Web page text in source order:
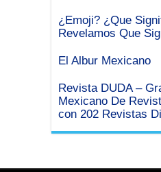
¿Emoji? ¿Que
Revelamos Que
El Albur Mexicano
Revista DUDA –
Mexicano De
con 202 Revistas